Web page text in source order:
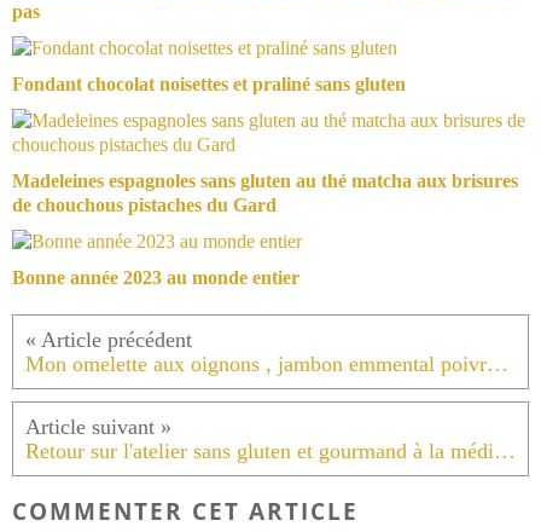
pas
Fondant chocolat noisettes et praliné sans gluten
Madeleines espagnoles sans gluten au thé matcha aux brisures
de chouchous pistaches du Gard
Bonne année 2023 au monde entier
Mon omelette aux oignons , jambon emmental poivre noir .
Retour sur l'atelier sans gluten et gourmand à la médiathèque de Lunel le 8 avril 2017 .
COMMENTER CET ARTICLE